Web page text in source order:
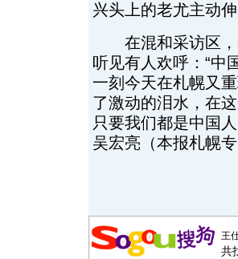
兴头上的老尤主动
在混和采访区，
听见有人欢呼：“中
一刻今天在札幌又
了激动的泪水，在
只要我们都是中国
吴宏亮（本报札幌专
共